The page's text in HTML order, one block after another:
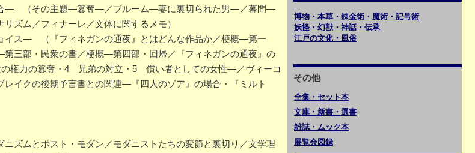
― （その主題―簒奪―／ブルーム―妻に裏切られた男―／幕間―
ズム／フィナーレ／文体に関するメモ）
ス― （『フィネガンの通夜』とはどんな作品か／梗概―第一
三部・民衆の書／梗概―第四部・回帰／『フィネガンの通夜』の
力の簒奪・4 兄弟の対立・5 償い者としての女性―／ヴィーコ
イクの後期予言書との関連―『四人のゾア』の場合・『ミルト
ムとポスト・モダン／モダニストたちの変節と裏切り／文学理
博物・本草・錬金術・魔術・記号術
妖怪・幻獣・神話・伝承
江戸の文化・風俗
その他
全集・セット本
文庫・新書・選書
雑誌・ムック本
展覧会図録